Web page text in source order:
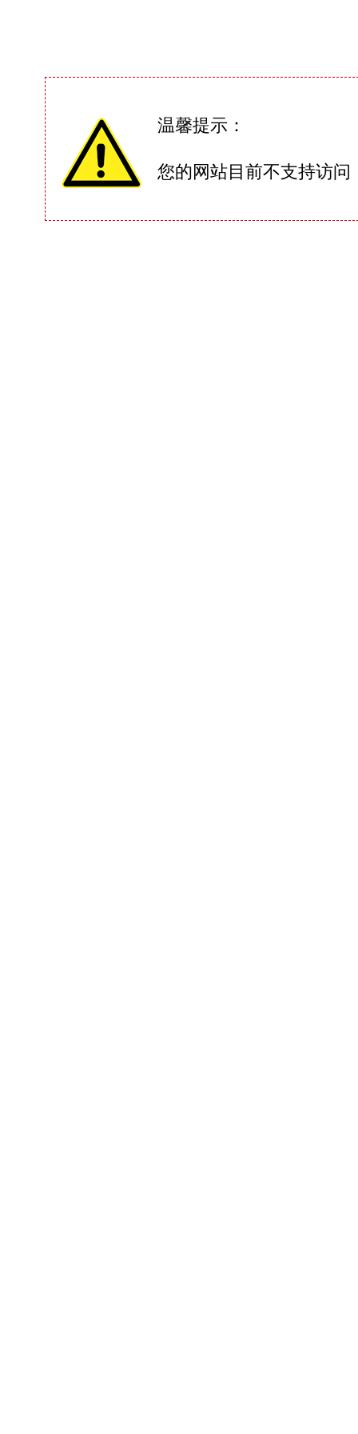
温馨提示：
您的网站目前不支持访